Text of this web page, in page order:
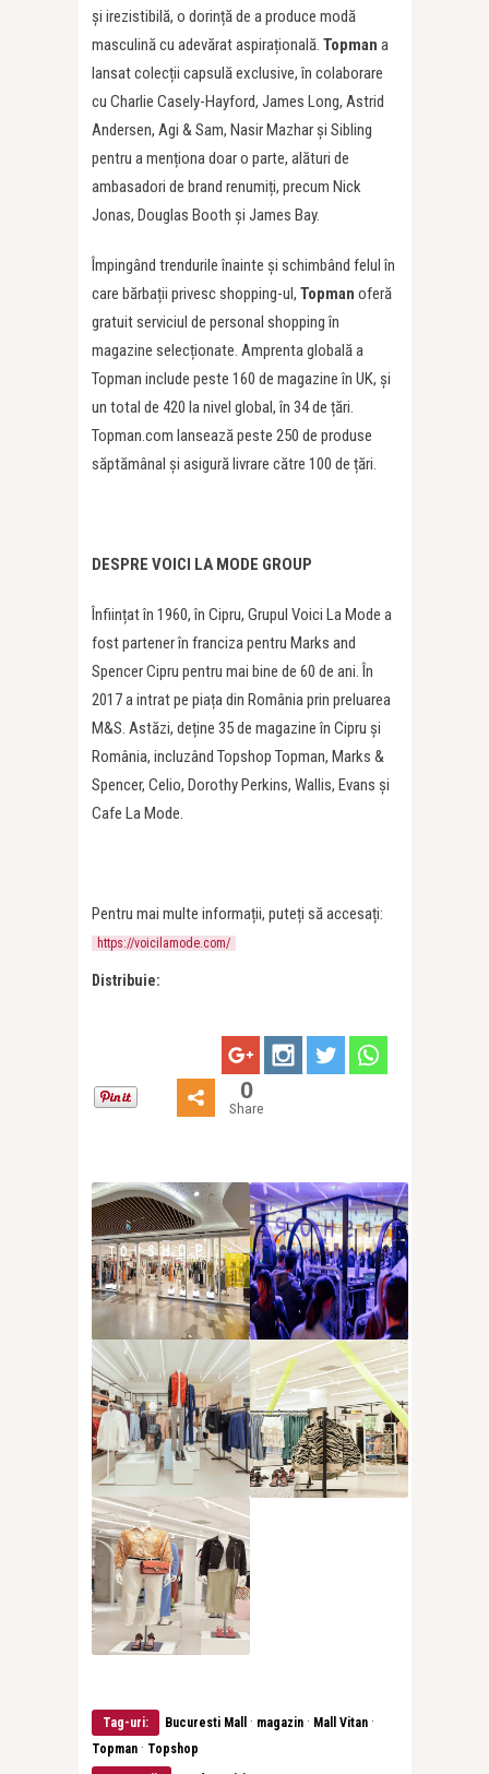
și irezistibilă, o dorință de a produce modă
masculină cu adevărat aspirațională. Topman a
lansat colecții capsulă exclusive, în colaborare
cu Charlie Casely-Hayford, James Long, Astrid
Andersen, Agi & Sam, Nasir Mazhar și Sibling
pentru a menționa doar o parte, alături de
ambasadori de brand renumiți, precum Nick
Jonas, Douglas Booth și James Bay.
Împingând trendurile înainte și schimbând felul în
care bărbații privesc shopping-ul, Topman oferă
gratuit serviciul de personal shopping în
magazine selecționate. Amprenta globală a
Topman include peste 160 de magazine în UK, și
un total de 420 la nivel global, în 34 de țări.
Topman.com lansează peste 250 de produse
săptămânal și asigură livrare către 100 de țări.
DESPRE VOICI LA MODE GROUP
Înființat în 1960, în Cipru, Grupul Voici La Mode a
fost partener în franciza pentru Marks and
Spencer Cipru pentru mai bine de 60 de ani. În
2017 a intrat pe piața din România prin preluarea
M&S. Astăzi, deține 35 de magazine în Cipru și
România, incluzând Topshop Topman, Marks &
Spencer, Celio, Dorothy Perkins, Wallis, Evans și
Cafe La Mode.
Pentru mai multe informații, puteți să accesați:
https://voicilamode.com/
Distribuie:
0
Share
Tag-uri: Bucuresti Mall · magazin · Mall Vitan ·
Topman · Topshop